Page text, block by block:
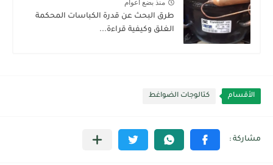
منذ بضع اعوام
طرق البحث عن قدرة الكباسات المحكمة
الغلق وكيفية قراءة...
الأقسام كتالوجات الضواغط